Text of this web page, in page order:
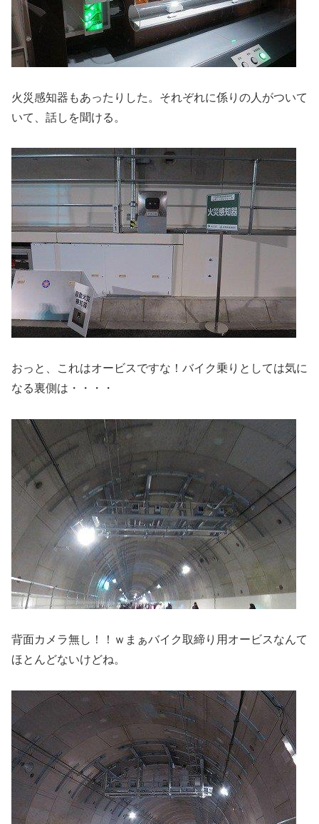
火災感知器もあったりした。それぞれに係りの人がついて
いて、話しを聞ける。
おっと、これはオービスですな！バイク乗りとしては気に
なる裏側は・・・・
背面カメラ無し！！ｗまぁバイク取締り用オービスなんて
ほとんどないけどね。